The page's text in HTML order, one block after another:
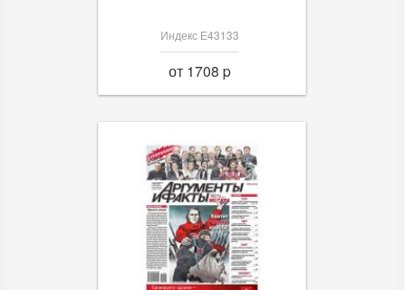
Индекс Е43133
от 1708 p